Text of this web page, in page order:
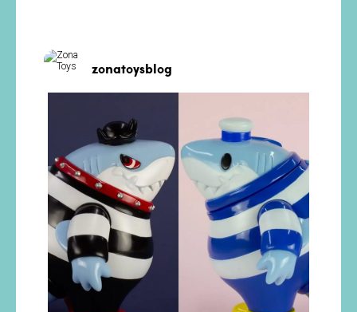
zonatoysblog